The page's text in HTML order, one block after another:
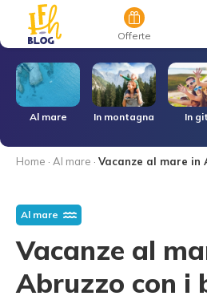
Offerte
Al mare In montagna In
Home · Al mare · Vacanze al mare in
Al mare
Vacanze al
Abruzzo con i